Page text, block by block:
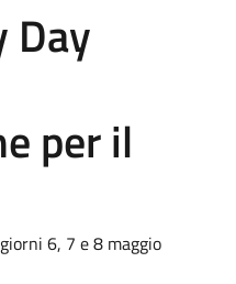
Day
per il
6, 7 e 8 maggio